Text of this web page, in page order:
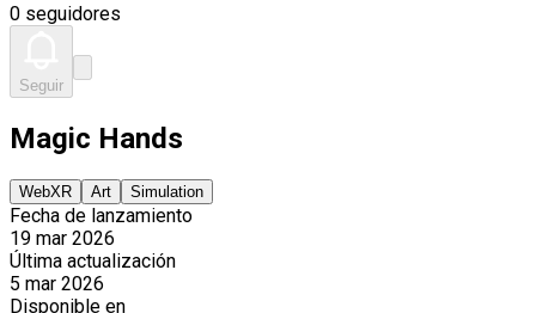
0 seguidores
Seguir
Magic Hands
WebXR Art Simulation
Fecha de lanzamiento
19 mar 2026
Última actualización
5 mar 2026
Disponible en